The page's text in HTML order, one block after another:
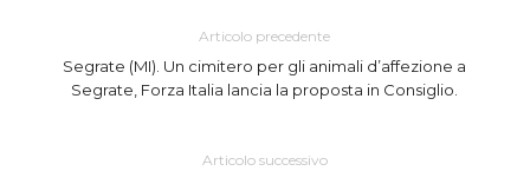
Articolo precedente
Segrate (MI). Un cimitero per gli animali d’affezione a
Segrate, Forza Italia lancia la proposta in Consiglio.
Articolo successivo